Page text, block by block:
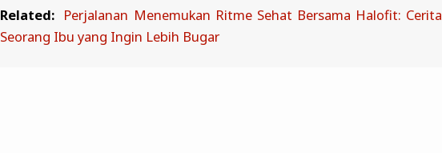
Related: Perjalanan Menemukan Ritme Sehat Bersama Halofit: Cerita
Seorang Ibu yang Ingin Lebih Bugar